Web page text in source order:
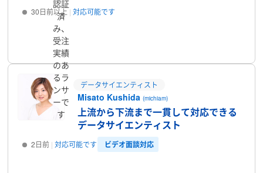
30日前以上 対応可能です
認証
済
み、
受注
実績
のあ
るラ
ンサ
ーで
す
データサイエンティスト
Misato Kushida(michiam)
上流から下流まで一貫して対応できる
データサイエンティスト
2日前 対応可能です ビデオ面談対応